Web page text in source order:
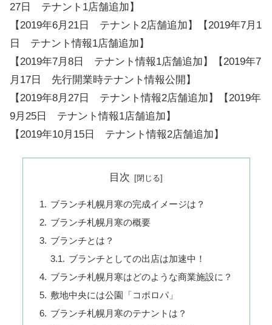
27日 テナント1店舗追加】
【2019年6月21日 テナント2店舗追加】【2019年7月1
日 テナント情報1店舗追加】
【2019年7月8日 テナント情報1店舗追加】【2019年7
月17日 先行開業時テナント情報公開】
【2019年8月27日 テナント情報2店舗追加】【2019年
9月25日 テナント情報1店舗追加】
【2019年10月15日 テナント情報2店舗追加】
目次
ブランチ札幌月寒の完成イメージは？
ブランチ札幌月寒の概要
ブランチとは？
ブランチとしての出店は加速中！
ブランチ札幌月寒はどのような商業施設に？
敷地中央には公園「コポロパ」
ブランチ札幌月寒のテナントは？